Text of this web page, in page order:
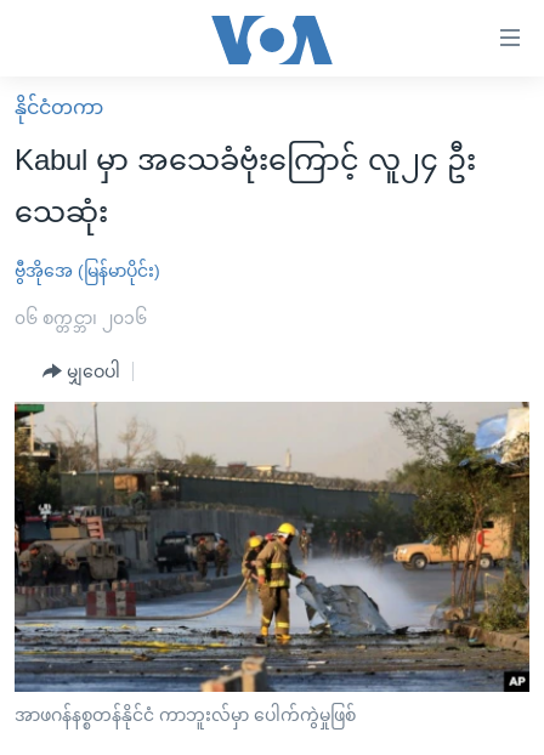
လွယ်ကူ
စေ
များ
ပင်မ
ကျော်
ကြည့်
ရန်
ပင်မ
အ
ညွန်း
စာမျက်နှာ
သို့
ကျော်
ကြည့်
မူလစာမျက်နှာ
မြန်မာ
ကမ္ဘာ့သတင်းများ
နိုင်ငံတကာ
အစ္စရေး-ပါလက်စတိုင်း
ဗွီဒီယို
သတင်းလွတ်လပ်ခွင့်
အင်္ဂလိပ်စာလေ့လာမယ်
အမေရိကန်သုံးအီဒီယံ
မကြေးမုံရဲ့ အင်္ဂလိပ်စာ
ရုပ်ရှင်ထဲက အင်္ဂလိပ်စာ
သုတပဒေသာ အင်္ဂလိပ်စာ
အပတ်စဉ်ကဏ္ဍများ
ရေဒီယို
တီဗွီ
ရေဒီယိုနှင့်ရုပ်သံ အချက်အလက်များ
ရေဒီယို/တီဗွီအစီအစဉ်
Learning English
ဗွီအိုအေ လူမှုကွန်ယက်များ
နိုင်ငံတကာ
Kabul မှာ အသေခံဗုံးကြောင့် လူ၂၄ ဦး
သေဆုံး
ဗွီအိုအေ (မြန်မာပိုင်း)
၀၆ စက္တင္ဘာ၊ ၂၀၁၆
မျှဝေပါ
အာဖဂန်နစ္စတန်နိုင်ငံ ကာဘူးလ်မှာ ပေါက်ကွဲမှုဖြစ်